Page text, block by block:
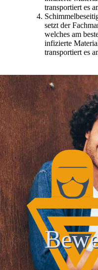
transportiert es
setzt der
welches am
infizierte
transportiert es